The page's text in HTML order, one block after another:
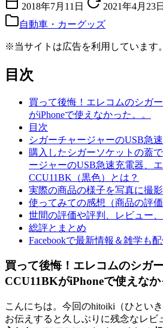
2018年7月11日
2021年4月23日
自動車・カーグッズ
※当サイトは広告を利用しています。
目次
買って後悔！エレコムのシガ
がiPhoneで使えなかった。。
目次
シガーチャージャーのUSB急
購入したシガーソケットの蓋
ージャーのUSB急速充電器、
CCU11BK（黒色）とは？
実際の商品の様子を写真に撮
使ってみての感想（商品の評価
世間の評価や評判、レビュー
総評とまとめ
Facebookで最新情報＆雑学も配
買って後悔！エレコムのシガ
CCU11BKがiPhoneで使えなか
こんにちは。今回のhitoiki（ひとい
お伝えすると久しぶりに残念なレビ